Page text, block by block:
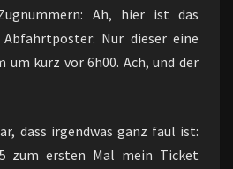
Ah, hier ist das
Nur dieser eine
um kurz vor 6h00. Ach, und der
dass irgendwas ganz faul ist:
zum ersten Mal mein Ticket